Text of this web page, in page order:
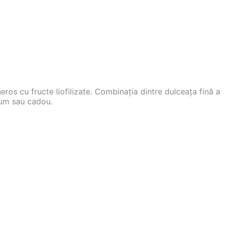
cu fructe liofilizate. Combinația dintre dulceața fină a
sau cadou.